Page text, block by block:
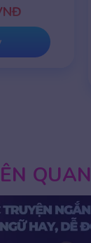
còn999K
QUAN